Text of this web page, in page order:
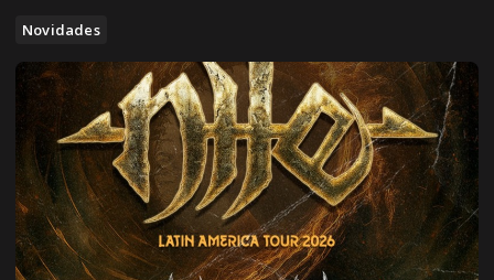
Novidades